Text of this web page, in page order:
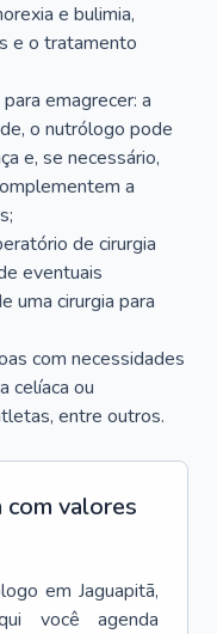
e bulimia,
e o tratamento
emagrecer: a
o nutrólogo pode
e, se necessário,
a
de cirurgia
eventuais
uma cirurgia para
com necessidades
celíaca ou
entre outros.
valores
em Jaguapitã,
você agenda